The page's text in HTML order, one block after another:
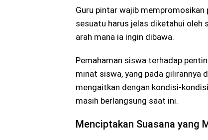
Guru pintar wajib
sesuatu harus jelas diketahui oleh
arah mana ia ingin dibawa.
Pemahaman siswa terhadap
minat siswa, yang pada gilirannya
mengaitkan dengan kondisi-
masih berlangsung saat ini.
Menciptakan Suasana yang